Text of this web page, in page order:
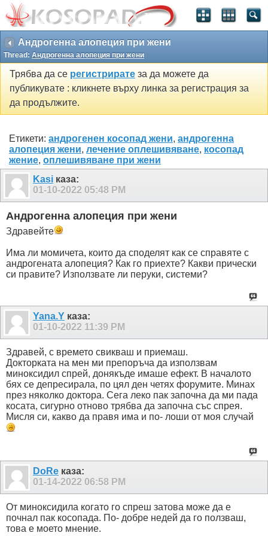
Андрогенна алопеция при жени
Thread: Андрогенна алопеция при жени
Трябва да се регистрирате за да можете да
публикувате : кликнете върху линка за регистрация за
да продължите.
Етикети: андрогенен косопад жени, андрогенна
алопеция жени, лечение оплешивяване, косопад
жение, оплешивяване при жени
Kasi каза:
01-10-2022 05:48 PM
Андрогенна алопеция при жени
Здравейте
Има ли момичета, които да споделят как се справяте с
андрогената алопеция? Как го приехте? Какви прически
си правите? Използвате ли перуки, системи?
Yana.Y каза:
01-10-2022 11:39 PM
Здравей, с времето свикваш и приемаш.
Докторката на мен ми препоръча да използвам
миноксидил спрей, донякъде имаше ефект. В началото
бях се депресирала, по цял ден четях форумите. Минах
през няколко доктора. Сега леко пак започна да ми пада
косата, сигурно отново трябва да започна със спрея.
Мисля си, какво да правя има и по- лоши от моя случай
DoRe каза:
01-14-2022 06:58 PM
От миноксидила когато го спреш затова може да е
почнал пак косопада. По- добре недей да го ползваш,
това е моето мнение.